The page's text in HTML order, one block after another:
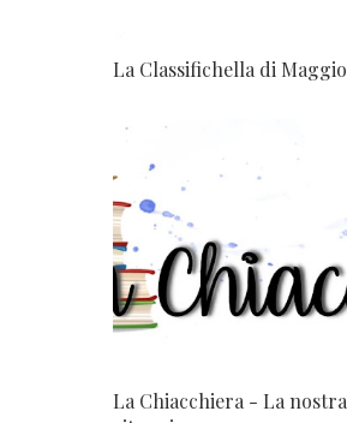
La Classifichella di Maggio
La Chiacchiera - La nostra